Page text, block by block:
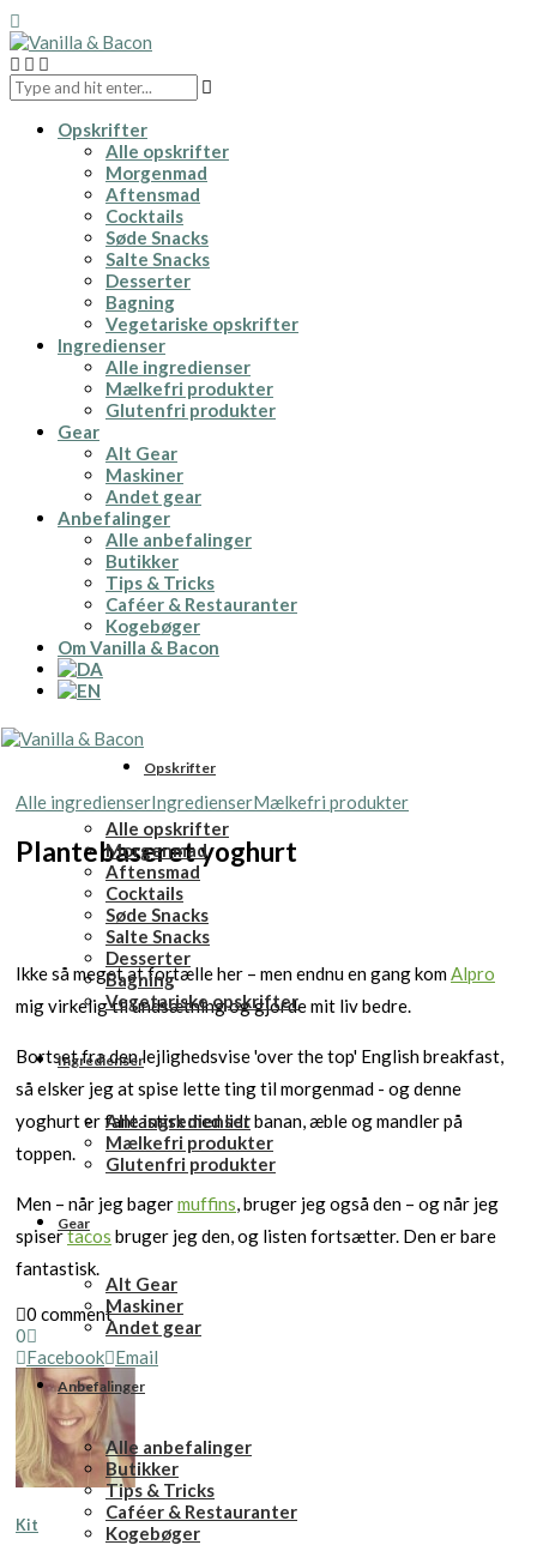
Opskrifter
Alle opskrifter
Morgenmad
Aftensmad
Cocktails
Søde Snacks
Salte Snacks
Desserter
Bagning
Vegetariske opskrifter
Ingredienser
Alle ingredienser
Mælkefri produkter
Glutenfri produkter
Gear
Alt Gear
Maskiner
Andet gear
Anbefalinger
Alle anbefalinger
Butikker
Tips & Tricks
Caféer & Restauranter
Kogebøger
Om Vanilla & Bacon
Opskrifter
Alle opskrifter
Morgenmad
Aftensmad
Cocktails
Søde Snacks
Salte Snacks
Desserter
Bagning
Vegetariske opskrifter
Ingredienser
Alle ingredienser
Mælkefri produkter
Glutenfri produkter
Gear
Alt Gear
Maskiner
Andet gear
Anbefalinger
Alle anbefalinger
Butikker
Tips & Tricks
Caféer & Restauranter
Kogebøger
Alle ingredienserIngredienserMælkefri produkter
Plantebaseret yoghurt
Ikke så meget at fortælle her – men endnu en gang komAlpro
mig virkelig til undsætning og gjorde mit liv bedre.
Bortset fra den lejlighedsvise 'over the top' English breakfast,
så elsker jeg at spise lette ting til morgenmad - og denne
yoghurt er fantastisk med lidt banan, æble og mandler på
toppen.
Men – når jeg bagermuffins, bruger jeg også den – og når jeg
spisertacos bruger jeg den, og listen fortsætter. Den er bare
fantastisk.
0 comment
0
Facebook Email
Kit